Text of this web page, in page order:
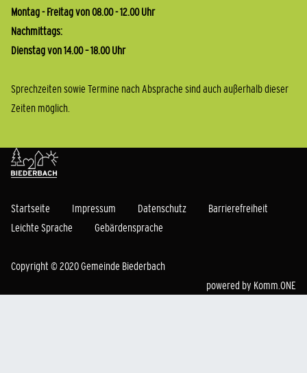
Montag - Freitag von 08.00 - 12.00 Uhr
Nachmittags:
Dienstag von 14.00 – 18.00 Uhr
Sprechzeiten sowie Termine nach Absprache sind auch außerhalb dieser
Zeiten möglich.
Startseite Impressum Datenschutz
Barrierefreiheit
Leichte Sprache
Gebärdensprache
Copyright © 2020 Gemeinde Biederbach
powered by Komm.ONE